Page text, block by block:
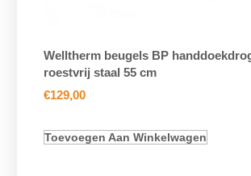
Welltherm beugels BP
roestvrij staal 55 cm
€129,00
Toevoegen Aan Winkelwagen